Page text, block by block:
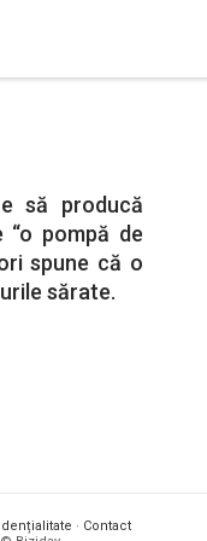
să producă
pompă de
spune că o
sărate.
· Contact